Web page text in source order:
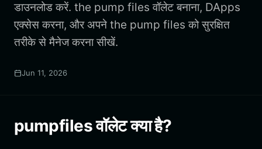
डाउनलोड करें. the pump files वॉलेट बनाना, DApps
एक्सेस करना, और अपने the pump files को सुरक्षित
तरीके से मैनेज करना सीखें.
Jun 11, 2026
pumpfiles वॉलेट क्या है?